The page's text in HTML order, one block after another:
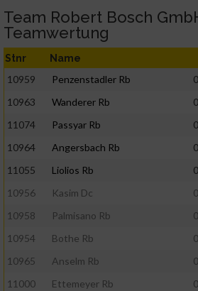
Team Robert Bosch
Teamwertung
Stnr Name
10959 Penzenstadler Rb
10963
Wanderer Rb
11074
Passyar Rb
10964
Angersbach Rb
11055
Liolios Rb
10956
Kasim Dc
10958
Palmisano Rb
10954
Bothe Rb
10965
Anselm Rb
11000
Ettemeyer Rb